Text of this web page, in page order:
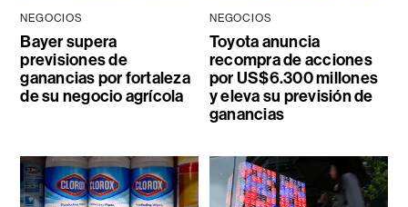
NEGOCIOS
Bayer supera
previsiones de
ganancias por fortaleza
de su negocio agrícola
NEGOCIOS
Toyota anuncia
recompra de acciones
por US$6.300 millones
y eleva su previsión de
ganancias